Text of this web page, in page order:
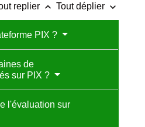
replier keyboard_arrow_up Tout déplier keyboard_arrow_down
PIX ?
de
sur PIX ?
l'évaluation sur